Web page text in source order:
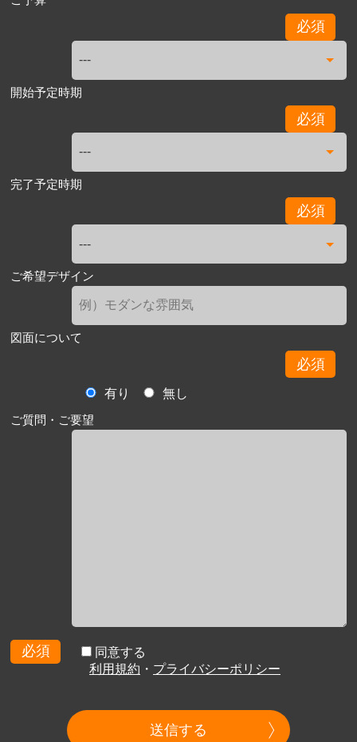
必須
開始予定時期
必須
完了予定時期
必須
ご希望デザイン
図面について
必須
有り
無し
ご質問・ご要望
必須
同意する
利用規約 ・ プライバシーポリシー
送信する